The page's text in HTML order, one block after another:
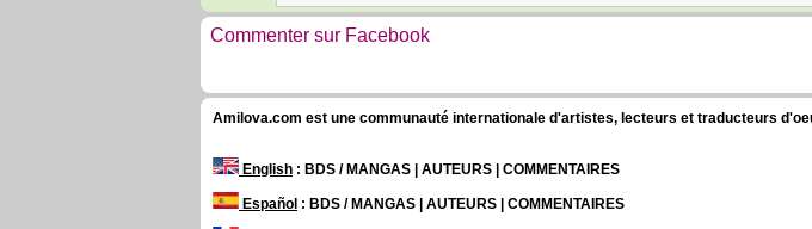
Commenter sur Facebook
Amilova.com est une communauté internationale d'artistes, lecteurs et traducteurs
English : BDS / MANGAS | AUTEURS | COMMENTAIRES
Español : BDS / MANGAS | AUTEURS | COMMENTAIRES